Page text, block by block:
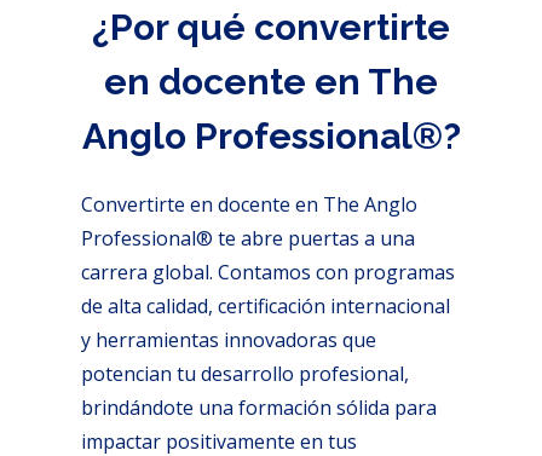
¿Por qué convertirte
en docente en The
Anglo Professional®?
Convertirte en docente en The Anglo
Professional® te abre puertas a una
carrera global. Contamos con programas
de alta calidad, certificación internacional
y herramientas innovadoras que
potencian tu desarrollo profesional,
brindándote una formación sólida para
impactar positivamente en tus